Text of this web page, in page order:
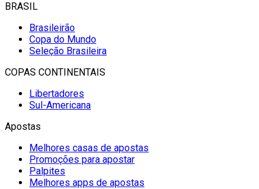
BRASIL
Brasileirão
Copa do Mundo
Seleção Brasileira
COPAS CONTINENTAIS
Libertadores
Sul-Americana
Apostas
Melhores casas de apostas
Promoções para apostar
Palpites
Melhores apps de apostas